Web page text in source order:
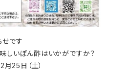
です
しいぽん酢はいかがですか？
25日（土）